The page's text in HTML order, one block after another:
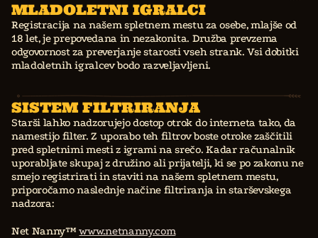
MLADOLETNI IGRALCI
Registracija na našem spletnem mestu za osebe, mlajše od
18 let, je prepovedana in nezakonita. Družba prevzema
odgovornost za preverjanje starosti vseh strank. Vsi dobitki
mladoletnih igralcev bodo razveljavljeni.
SISTEM FILTRIRANJA
Starši lahko nadzorujejo dostop otrok do interneta tako, da
namestijo filter. Z uporabo teh filtrov boste otroke zaščitili
pred spletnimi mesti z igrami na srečo. Kadar računalnik
uporabljate skupaj z družino ali prijatelji, ki se po zakonu ne
smejo registrirati in staviti na našem spletnem mestu,
priporočamo naslednje načine filtriranja in starševskega
nadzora:
Net Nanny™www.netnanny.com